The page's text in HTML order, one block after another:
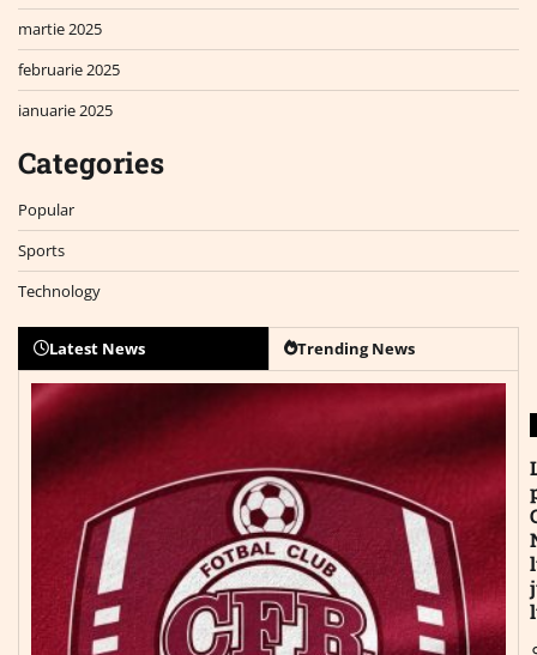
martie 2025
februarie 2025
ianuarie 2025
Categories
Popular
Sports
Technology
Latest News Trending News